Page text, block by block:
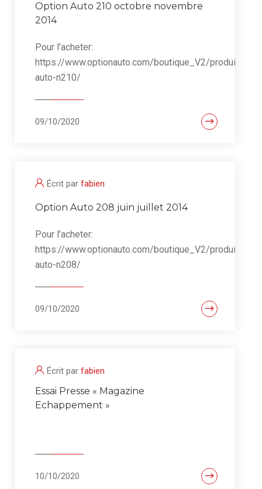
Option Auto 210 octobre novembre
2014
Pour l’acheter:
https://www.optionauto.com/boutique_V2/produit/
auto-n210/
09/10/2020
Écrit par fabien
Option Auto 208 juin juillet 2014
Pour l’acheter:
https://www.optionauto.com/boutique_V2/produit/
auto-n208/
09/10/2020
Écrit par fabien
Essai Presse « Magazine
Echappement »
10/10/2020